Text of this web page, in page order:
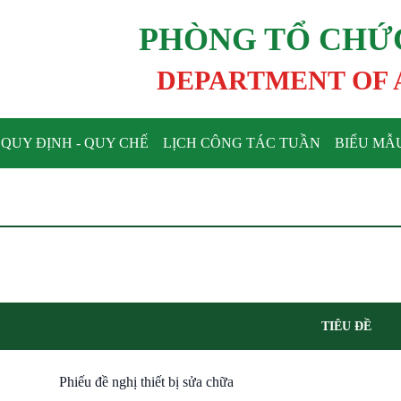
PHÒNG TỔ
DEPARTMENT
QUY ĐỊNH - QUY CHẾ LỊCH CÔNG TÁC TUẦN BIỂU
TIÊU ĐỀ
Phiếu đề nghị thiết bị sửa chữa